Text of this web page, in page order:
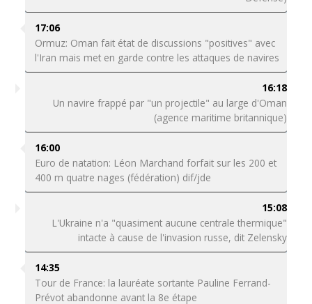
17:06
Ormuz: Oman fait état de discussions "positives" avec
l'Iran mais met en garde contre les attaques de navires
16:18
Un navire frappé par "un projectile" au large d'Oman
(agence maritime britannique)
16:00
Euro de natation: Léon Marchand forfait sur les 200 et
400 m quatre nages (fédération) dif/jde
15:08
L'Ukraine n'a "quasiment aucune centrale thermique"
intacte à cause de l'invasion russe, dit Zelensky
14:35
Tour de France: la lauréate sortante Pauline Ferrand-
Prévot abandonne avant la 8e étape